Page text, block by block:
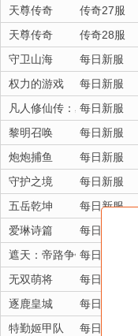
天尊传奇
传奇27服
天尊传奇
传奇28服
守卫山海
每日新服
权力的游戏
每日新服
凡人修仙传：星海飞驰
每日新服
黎明召唤
每日新服
炮炮捕鱼
每日新服
守护之境
每日新服
五岳乾坤
每日新服
爱琳诗篇
每日新服
遮天：帝路争锋每日新服
无双萌将
每日新服
逐鹿皇城
每日新服
特勤姬甲队
每日新服